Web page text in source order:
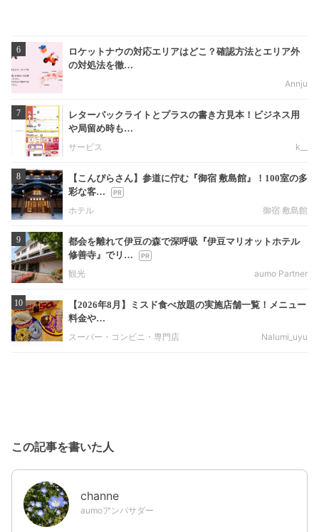
6
ロケットナウの対応エリアはどこ？確認方法とエリア外
の対処法を徹…
Annju
7
レターパックライトとプラスの書き方見本！ビジネス用
や局留め時も…
サービス
k__
8
【こんぴらさん】参道に佇む『御宿 敷島館』！100室の多
彩な客…
ホテル
御宿 敷島館
9
都会を離れて伊豆の森で深呼吸『伊豆マリオットホテル
修善寺』でリ…
観光
aumo Partner
10
【2026年8月】ミスド食べ放題の実施店舗一覧！メニュー
料金や…
スーパー・コンビニ・専門店
Nalumi_uyu
この記事を書いた人
channe
aumoアンバサダー